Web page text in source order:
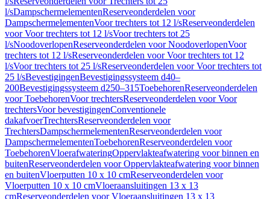
l/sDampschermelementenReserveonderdelen voor
DampschermelementenVoor trechters tot 12 l/sReserveonderdelen
voor Voor trechters tot 12 l/sVoor trechters tot 25
l/sNoodoverlopenReserveonderdelen voor NoodoverlopenVoor
trechters tot 12 l/sReserveonderdelen voor Voor trechters tot 12
l/sVoor trechters tot 25 l/sReserveonderdelen voor Voor trechters tot
25 l/sBevestigingenBevestigingssysteem d40–
200Bevestigingssysteem d250–315ToebehorenReserveonderdelen
voor ToebehorenVoor trechtersReserveonderdelen voor Voor
trechtersVoor bevestigingenConventionele
dakafvoerTrechtersReserveonderdelen voor
TrechtersDampschermelementenReserveonderdelen voor
DampschermelementenToebehorenReserveonderdelen voor
ToebehorenVloerafwateringOppervlakteafwatering voor binnen en
buitenReserveonderdelen voor Oppervlakteafwatering voor binnen
en buitenVloerputten 10 x 10 cmReserveonderdelen voor
Vloerputten 10 x 10 cmVloeraansluitingen 13 x 13
cmReserveonderdelen voor Vloeraansluitingen 13 x 13